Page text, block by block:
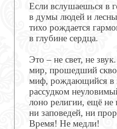
Если вслушаешься в
в думы людей и
тихо рождается
в глубине сердца.
Это – не свет, не
мир, прошедший
миф, рождающийся в
рассудком
лоно религии, ещё
ни заповедей, ни
Время! Не медли!